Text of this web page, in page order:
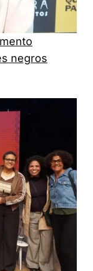
negros